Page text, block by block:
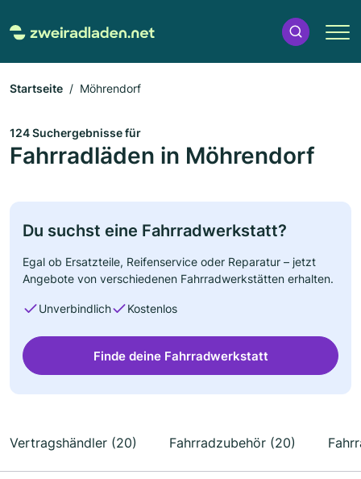
Startseite Möhrendorf
124 Suchergebnisse für
Fahrradläden in Möhrendorf
Du suchst eine Fahrradwerkstatt?
Egal ob Ersatzteile, Reifenservice oder Reparatur – jetzt
Angebote von verschiedenen Fahrradwerkstätten erhalten.
Unverbindlich Kostenlos
Finde deine Fahrradwerkstatt
Vertragshändler (20) Fahrradzubehör (20)